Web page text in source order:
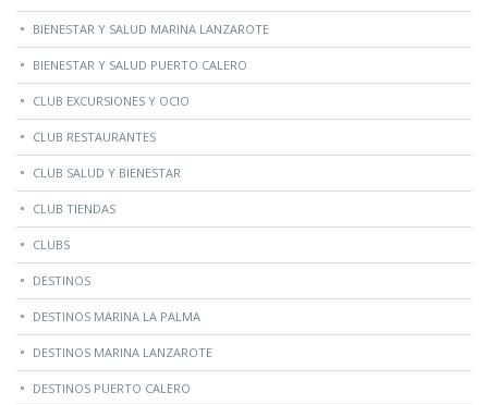
BIENESTAR Y SALUD MARINA LANZAROTE
BIENESTAR Y SALUD PUERTO CALERO
CLUB EXCURSIONES Y OCIO
CLUB RESTAURANTES
CLUB SALUD Y BIENESTAR
CLUB TIENDAS
CLUBS
DESTINOS
DESTINOS MARINA LA PALMA
DESTINOS MARINA LANZAROTE
DESTINOS PUERTO CALERO